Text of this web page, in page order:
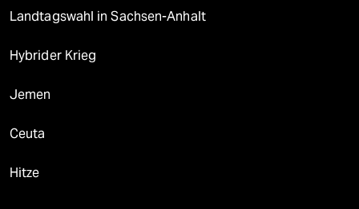
Landtagswahl in Sachsen-Anhalt
Hybrider Krieg
Jemen
Ceuta
Hitze